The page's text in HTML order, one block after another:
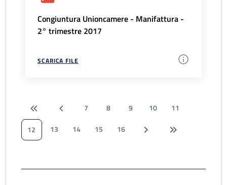
Congiuntura Unioncamere - Manifattura -
2° trimestre 2017
SCARICA FILE
7 8 9 10
11
12
13 14 15 16